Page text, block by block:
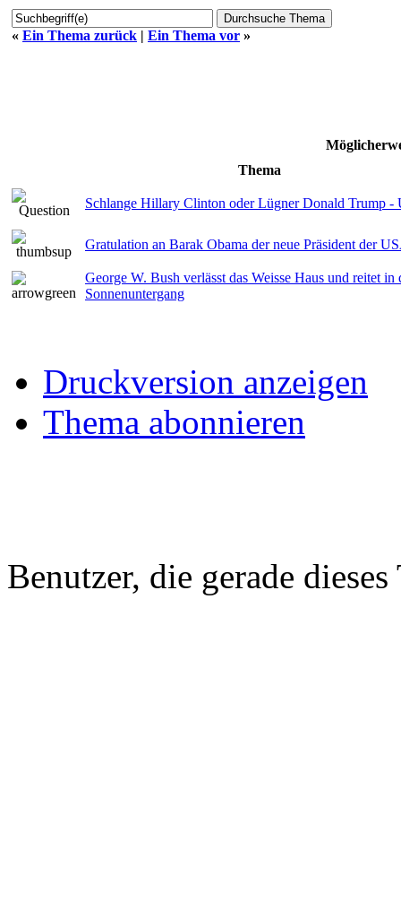
« Ein Thema zurück | Ein Thema vor »
Thema
Schlange Hillary Clinton oder Lügner Donald Trump -
Gratulation an Barak Obama der neue Präsident der
George W. Bush verlässt das Weisse Haus und reitet in
Sonnenuntergang
Druckversion anzeigen
Thema abonnieren
Benutzer, die gerade